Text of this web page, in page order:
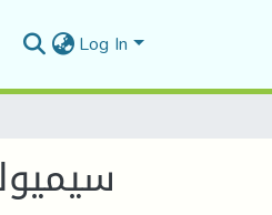
Log In